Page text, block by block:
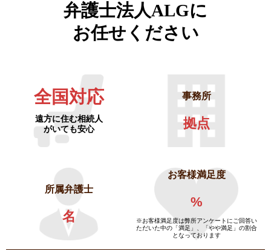
弁護士法人ALGに
お任せください
全国対応
遠方に住む相続人
がいても安心
事務所
拠点
所属弁護士
名
お客様満足度
%
※お客様満足度は弊所アンケートにご回答い
ただいた中の「満足」、「やや満足」の割合
となっております